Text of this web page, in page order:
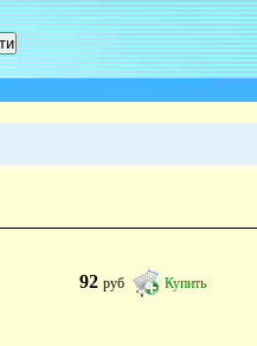
92руб Купить